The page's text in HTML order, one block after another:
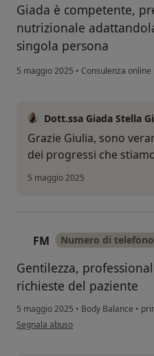
Giada è competente,
nutrizionale
singola persona
5 maggio 2025 • Consulenza online
Dott.ssa Giada Stella
Grazie Giulia, sono
dei progressi che
5 maggio 2025
FM Numero di
Gentilezza,
richieste del paziente
5 maggio 2025 • Body Balance •
secondo l'opinione dell'utente FM
Segnala abuso